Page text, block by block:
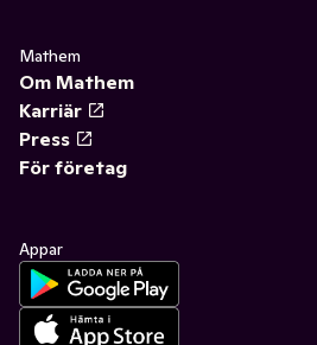
Mathem
Om Mathem
Karriär
Press
För företag
Appar